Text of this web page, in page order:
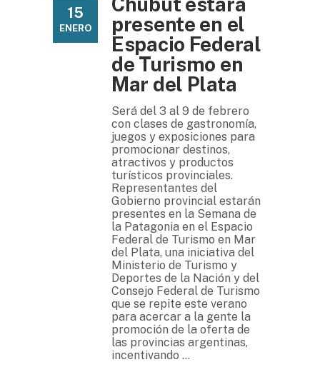
15
ENERO
presente en el
Espacio Federal
de Turismo en
Mar del Plata
Será del 3 al 9 de febrero
con clases de gastronomía,
juegos y exposiciones para
promocionar destinos,
atractivos y productos
turísticos provinciales.
Representantes del
Gobierno provincial estarán
presentes en la Semana de
la Patagonia en el Espacio
Federal de Turismo en Mar
del Plata, una iniciativa del
Ministerio de Turismo y
Deportes de la Nación y del
Consejo Federal de Turismo
que se repite este verano
para acercar a la gente la
promoción de la oferta de
las provincias argentinas,
incentivando